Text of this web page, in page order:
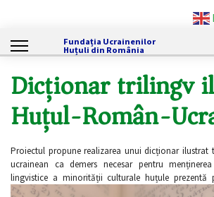
Fundația Ucrainenilor
Huțuli din România
Dicționar trilingv
Huțul-Român-
Proiectul propune realizarea unui dicționar
ucrainean ca demers necesar pentru
lingvistice a minorității culturale huțule